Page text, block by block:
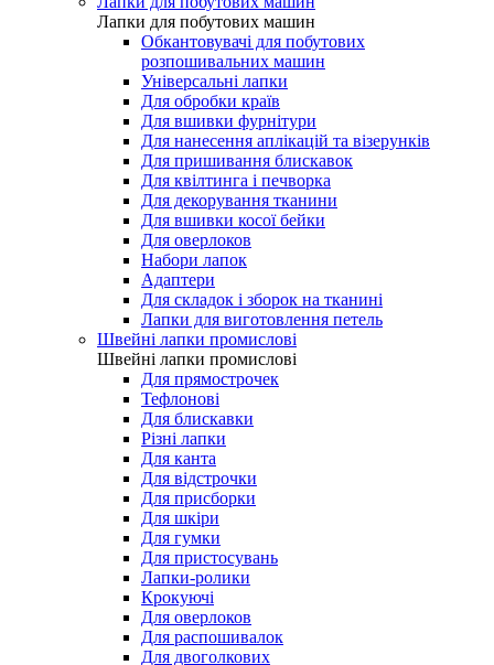
Лапки для побутових машин
Обкантовувачі для побутових
розпошивальних машин
Універсальні лапки
Для обробки країв
Для вшивки фурнітури
Для нанесення аплікацій та візерунків
Для пришивання блискавок
Для квілтинга і печворка
Для декорування тканини
Для вшивки косої бейки
Для оверлоков
Набори лапок
Адаптери
Для складок і зборок на тканині
Лапки для виготовлення петель
Швейні лапки промислові
Швейні лапки промислові
Для прямострочек
Тефлонові
Для блискавки
Різні лапки
Для канта
Для відстрочки
Для присборки
Для шкіри
Для гумки
Для пристосувань
Лапки-ролики
Крокуючі
Для оверлоков
Для распошивалок
Для двоголкових